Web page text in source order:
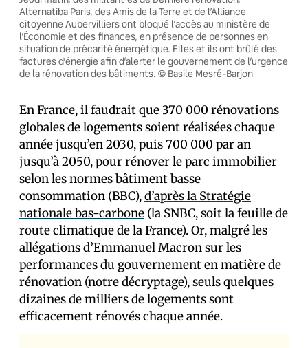
Alternatiba Paris, des Amis de la Terre et de l’Alliance
citoyenne Aubervilliers ont bloqué l’accès au ministère de
l’Économie et des finances, en présence de personnes en
situation de précarité énergétique. Elles et ils ont brûlé des
factures d’énergie afin d’alerter le gouvernement de l’urgence
de la rénovation des bâtiments. © Basile Mesré-Barjon
En France, il faudrait que 370 000 rénovations
globales de logements soient réalisées chaque
année jusqu’en 2030, puis 700 000 par an
jusqu’à 2050, pour rénover le parc immobilier
selon les normes bâtiment basse
consommation (BBC),d’après la Stratégie
nationale bas-carbone (la SNBC, soit la feuille de
route climatique de la France). Or, malgré les
allégations d’Emmanuel Macron sur les
performances du gouvernement en matière de
rénovation (notre décryptage), seuls quelques
dizaines de milliers de logements sont
efficacement rénovés chaque année.